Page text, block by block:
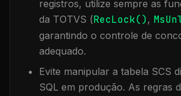
registros, utilize sempre as
da TOTVS (RecLock(),
garantindo o controle de
adequado.
Evite manipular a tabela SCS
SQL em produção. As regras